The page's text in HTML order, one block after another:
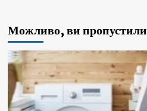
Можливо, ви пропустили